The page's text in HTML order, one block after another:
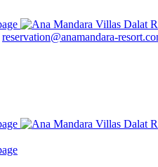
reservation@anamandara-